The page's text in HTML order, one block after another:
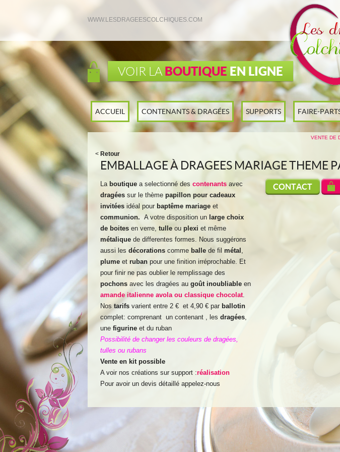
WWW.LESDRAGEESCOLCHIQUES.COM
VOIR LA BOUTIQUE EN LIGNE
ACCUEIL CONTENANTS & DRAGÉES SUPPORTS FAIRE-
VENTE DE
< Retour
EMBALLAGE À DRAGEES MARIAGE THEME
CONTACT
Laboutique a selectionné des contenants avec
dragées sur le thèmepapillon pour cadeaux
invitéesidéal pour baptême mariage et
communion. A votre disposition unlarge choix
de boitesen verre, tulle ou plexi et même
métalique de differentes formes. Nous suggérons
aussi les décorationscomme balle de fil métal ,
plume et ruban pour une finition irréprochable. Et
pour finir ne pas oublier le remplissage des
pochonsavec les dragées au goût inoubliableen
amande italienne avola ou classique chocolat.
Nos tarifs varient entre 2 € et 4,90 € par ballotin
complet: comprenant un contenant , les dragées,
une figurine et du ruban
Possibilité de changer les couleurs de dragées,
tulles ou rubans
Vente en kit possible
A voir nos créations sur support :réalisation
Pour avoir un devis détaillé appelez-nous